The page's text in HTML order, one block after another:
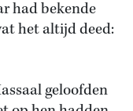
had bekende
het altijd deed:
geloofden